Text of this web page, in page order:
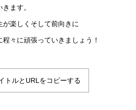
ます。
が楽しくそして前向きに
々に頑張っていきましょう！
トルとURLをコピーする